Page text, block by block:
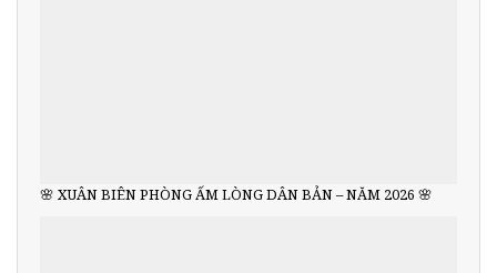
🌸 XUÂN BIÊN PHÒNG ẤM LÒNG DÂN BẢN – NĂM 2026 🌸